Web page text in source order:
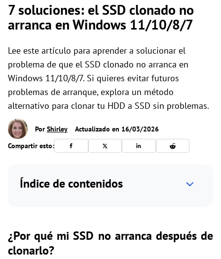
7 soluciones: el SSD clonado no
arranca en Windows 11/10/8/7
Lee este artículo para aprender a solucionar el
problema de que el SSD clonado no arranca en
Windows 11/10/8/7. Si quieres evitar futuros
problemas de arranque, explora un método
alternativo para clonar tu HDD a SSD sin problemas.
Por Shirley
Actualizado en 16/03/2026
Compartir esto:
Índice de contenidos
¿Por qué mi SSD no arranca después de
clonarlo?